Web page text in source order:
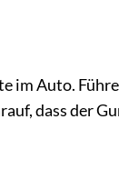
im Auto.
dass der